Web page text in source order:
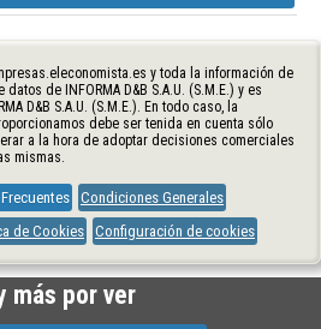
y toda la información de
de INFORMA D&B S.A.U. (S.M.E.) y es
D&B S.A.U. (S.M.E.). En todo caso, la
debe ser tenida en cuenta sólo
a la hora de adoptar decisiones comerciales
mismas.
Condiciones Generales
de Cookies Configuración de cookies
más por ver